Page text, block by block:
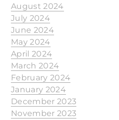
August 2024
July 2024
June 2024
May 2024
April 2024
March 2024
February 2024
January 2024
December 2023
November 2023